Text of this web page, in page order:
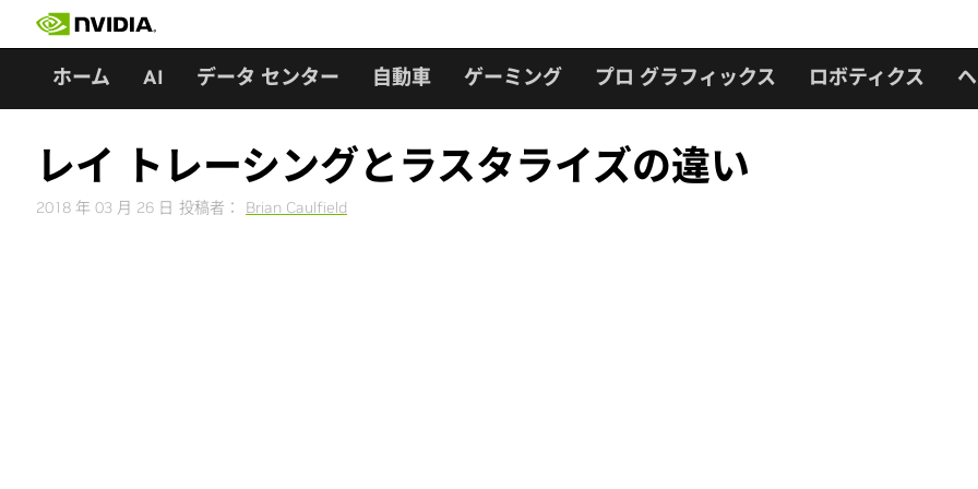
ホーム AI データ センター 自動車 ゲーミング プロ グラフィックス ロボティクス
レイ トレーシングとラスタライズの違い
2018 年 03 月 26 日 投稿者： Brian Caulfield